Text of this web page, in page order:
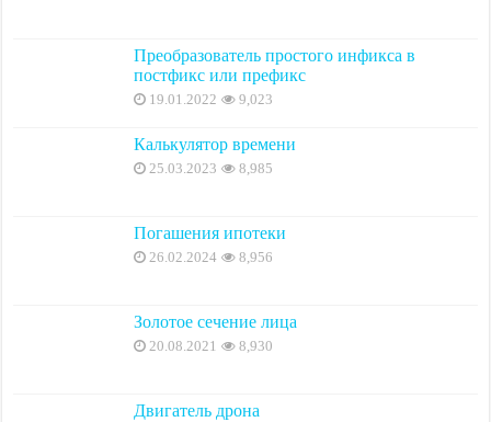
Преобразователь простого инфикса в
постфикс или префикс
19.01.2022 9,023
Калькулятор времени
25.03.2023 8,985
Погашения ипотеки
26.02.2024 8,956
Золотое сечение лица
20.08.2021 8,930
Двигатель дрона